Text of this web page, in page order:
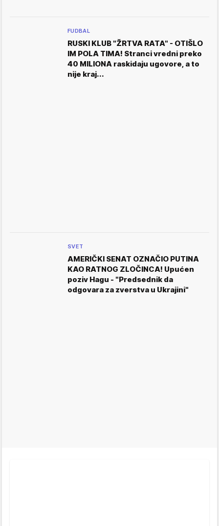
FUDBAL
RUSKI KLUB "ŽRTVA RATA" - OTIŠLO
IM POLA TIMA! Stranci vredni preko
40 MILIONA raskidaju ugovore, a to
nije kraj...
SVET
AMERIČKI SENAT OZNAČIO PUTINA
KAO RATNOG ZLOČINCA! Upućen
poziv Hagu - "Predsednik da
odgovara za zverstva u Ukrajini"